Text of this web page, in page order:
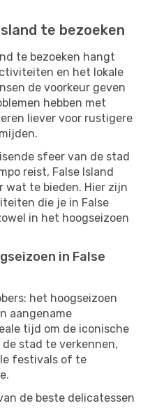
te bezoeken
te bezoeken hangt
en het lokale
de voorkeur geven
hebben met
liever voor rustigere
sfeer van de stad
reist, False Island
wat te bieden. Hier zijn
die je in False
in het hoogseizoen
in False
het hoogseizoen
aangename
tijd om de iconische
stad te verkennen,
festivals of te
de beste delicatessen